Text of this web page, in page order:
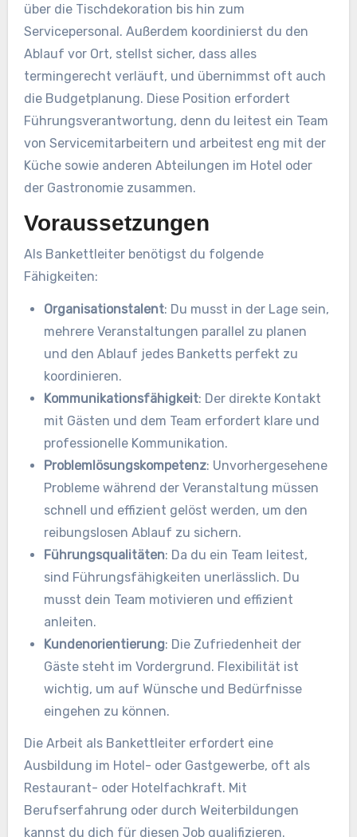
über die Tischdekoration bis hin zum
Servicepersonal. Außerdem koordinierst du den
Ablauf vor Ort, stellst sicher, dass alles
termingerecht verläuft, und übernimmst oft auch
die Budgetplanung. Diese Position erfordert
Führungsverantwortung, denn du leitest ein Team
von Servicemitarbeitern und arbeitest eng mit der
Küche sowie anderen Abteilungen im Hotel oder
der Gastronomie zusammen.
Voraussetzungen
Als Bankettleiter benötigst du folgende
Fähigkeiten:
Organisationstalent: Du musst in der Lage sein,
mehrere Veranstaltungen parallel zu planen
und den Ablauf jedes Banketts perfekt zu
koordinieren.
Kommunikationsfähigkeit: Der direkte Kontakt
mit Gästen und dem Team erfordert klare und
professionelle Kommunikation.
Problemlösungskompetenz: Unvorhergesehene
Probleme während der Veranstaltung müssen
schnell und effizient gelöst werden, um den
reibungslosen Ablauf zu sichern.
Führungsqualitäten: Da du ein Team leitest,
sind Führungsfähigkeiten unerlässlich. Du
musst dein Team motivieren und effizient
anleiten.
Kundenorientierung: Die Zufriedenheit der
Gäste steht im Vordergrund. Flexibilität ist
wichtig, um auf Wünsche und Bedürfnisse
eingehen zu können.
Die Arbeit als Bankettleiter erfordert eine
Ausbildung im Hotel- oder Gastgewerbe, oft als
Restaurant- oder Hotelfachkraft. Mit
Berufserfahrung oder durch Weiterbildungen
kannst du dich für diesen Job qualifizieren.